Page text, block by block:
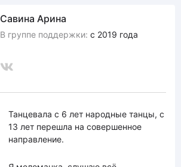
Савина Арина
В группе поддержки: с 2019 года
Танцевала с 6 лет народные танцы, с
13 лет перешла на совершенное
направление.